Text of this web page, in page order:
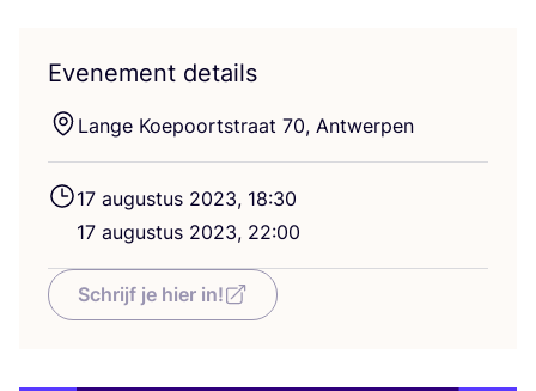
Evenement details
Lan­ge Koe­poort­straat 70, Antwerpen
17 augus­tus 2023, 18:30
17 augus­tus 2023, 22:00
Schrijf je hier in!